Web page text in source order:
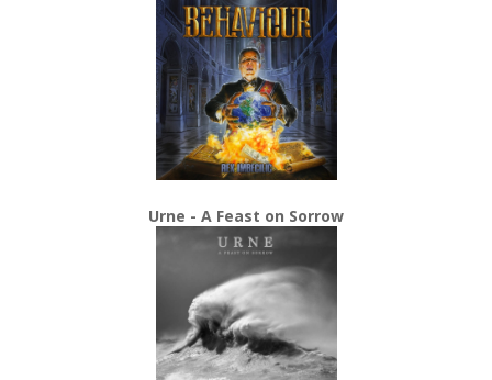
Urne - A Feast on Sorrow